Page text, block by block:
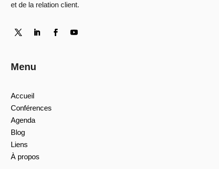
et de la relation client.
Menu
Accueil
Conférences
Agenda
Blog
Liens
À propos